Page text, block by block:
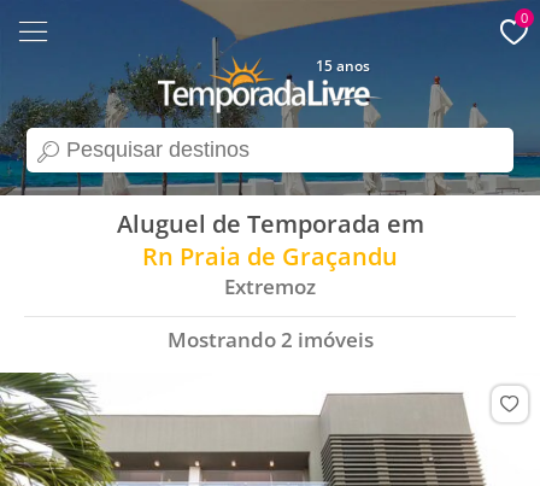
search
15 anos
0
Aluguel de Temporada em
Rn Praia de Graçandu
Extremoz
Mostrando2 imóveis